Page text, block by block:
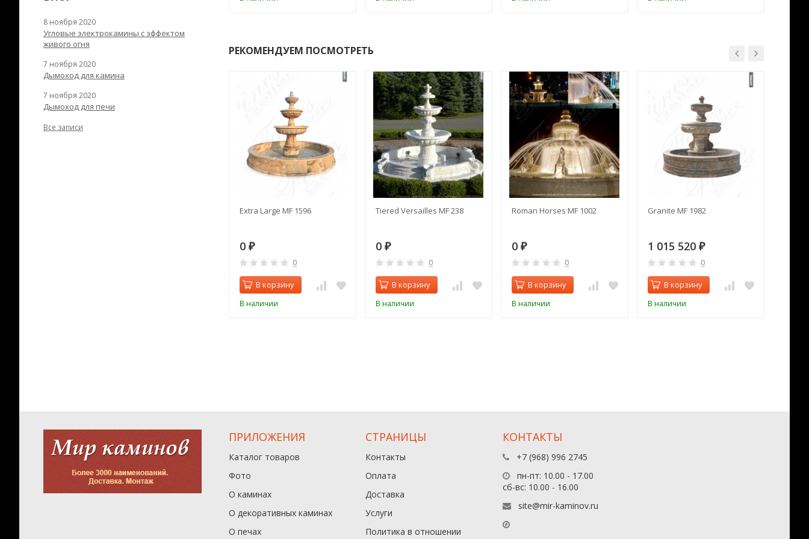
РЕКОМЕНДУЕМ ПОСМОТРЕТЬ
Extra Large MF 1596
0 ₽
0
В корзину
В наличии
Tiered Versailles MF 238
0 ₽
0
В корзину
В наличии
Roman Horses MF 1002
0 ₽
0
В корзину
В наличии
Granite MF 1982
1 015 520 ₽
0
В корзину
В наличии
8 ноября 2020
Угловые электрокамины с эффектом
живого огня
7 ноября 2020
Дымоход для камина
7 ноября 2020
Дымоход для печи
Все записи
ПРИЛОЖЕНИЯ
Каталог товаров
Фото
О каминах
О декоративных каминах
О печах
СТРАНИЦЫ
Контакты
Оплата
Доставка
Услуги
Политика в отношении
КОНТАКТЫ
+7 (968) 996 2745
пн-пт: 10.00 - 17.00
сб-вс: 10.00 - 16.00
site@mir-kaminov.ru